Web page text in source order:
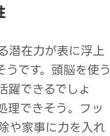
潜在力が表に浮上
です。頭脳を使う
躍できるでしょ
理できそう。フッ
や家事に力を入れ